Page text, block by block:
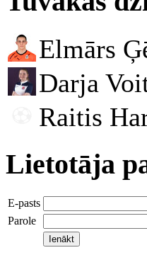
Elmārs
Darja
Raitis
Lietotāja
E-pasts
Parole